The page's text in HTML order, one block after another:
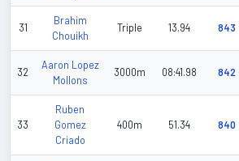
31
Brahim
Chouikh
Triple 13.94 843
32
Aaron Lopez
Mollons
3000m 08:41.98 842
33
Ruben
Gomez
Criado
400m 51.34 840